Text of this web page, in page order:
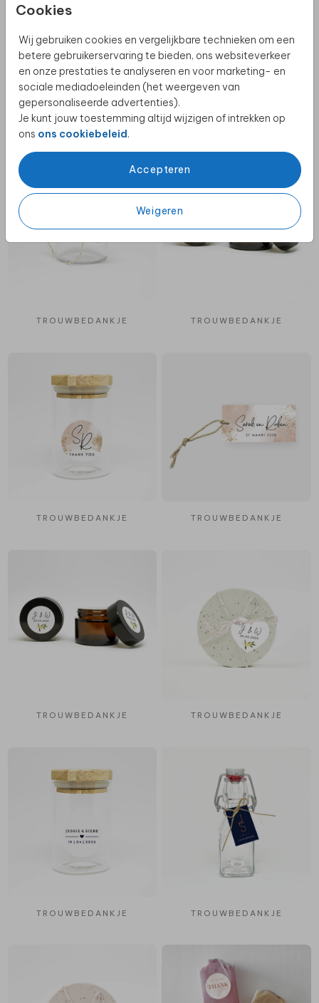
Cookies
Wij gebruiken cookies en vergelijkbare technieken om een
betere gebruikerservaring te bieden, ons websiteverkeer
en onze prestaties te analyseren en voor marketing- en
sociale mediadoeleinden (het weergeven van
gepersonaliseerde advertenties).
Je kunt jouw toestemming altijd wijzigen of intrekken op
ons ons cookiebeleid.
Accepteren
Weigeren
TROUWBEDANKJE TROUWBEDANKJE
TROUWBEDANKJE TROUWBEDANKJE
TROUWBEDANKJE TROUWBEDANKJE
TROUWBEDANKJE TROUWBEDANKJE
TROUWBEDANKJE TROUWBEDANKJE